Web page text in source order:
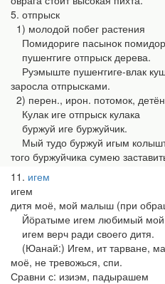
5. отпрыск
1) молодой побег растения
Помидориге пасынок
пушеҥгиге отпрыск дерева.
Руэмыште пушеҥгиге-влак
заросла отпрысками.
2) перен., ирон. потомок,
Кулак иге отпрыск кулака
буржуй иге буржуйчик.
Мый тудо буржуй игым
того буржуйчика сумею
11 игем
игем
дитя моё, мой малыш (при
Йӧратыме игем любимый
игем верч ради своего дитя.
(Юанай:) Игем, ит тарване,
моё, не тревожься, спи.
Сравни с: изиэм, падырашем